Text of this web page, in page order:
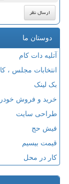
دوستان ما
آتلیه دات کام
انتخابات مجلس ،
بک لینک
خرید و فروش
طراحی سایت
فیش حج
قیمت بیسیم
کار در محل